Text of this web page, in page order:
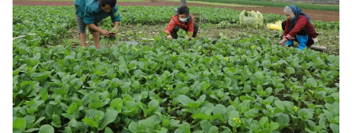
Chuyên mục khác
Emagazine Podcast
Photo Infographic